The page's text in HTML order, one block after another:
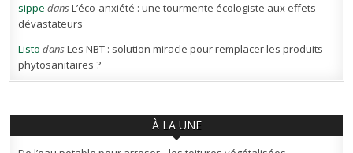
sippe dansL’éco-anxiété : une tourmente écologiste aux effets
dévastateurs
Listo dansLes NBT : solution miracle pour remplacer les produits
phytosanitaires ?
À LA UNE